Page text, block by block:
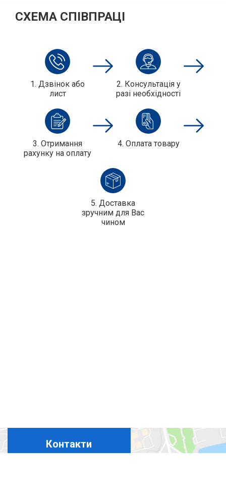
СХЕМА СПІВПРАЦІ
1. Дзвінок або
лист
2. Консультація у
разі необхідності
3. Отримання
рахунку на оплату
4. Оплата товару
5. Доставка
зручним для Вас
чином
Контакти